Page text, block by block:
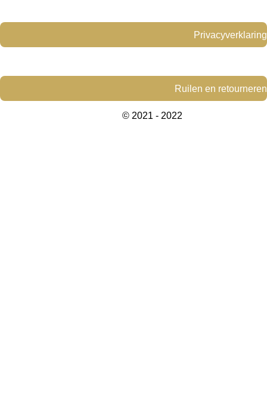
Privacyverklaring
Ruilen en retourneren
© 2021 - 2022